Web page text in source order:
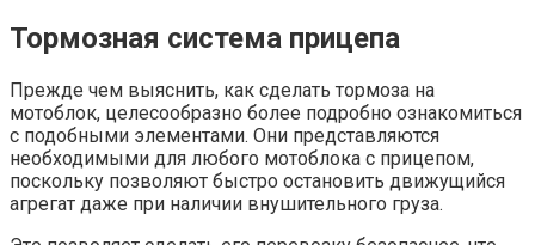
Тормозная система прицепа
Прежде чем выяснить, как сделать тормоза на
мотоблок, целесообразно более подробно ознакомиться
с подобными элементами. Они представляются
необходимыми для любого мотоблока с прицепом,
поскольку позволяют быстро остановить движущийся
агрегат даже при наличии внушительного груза.